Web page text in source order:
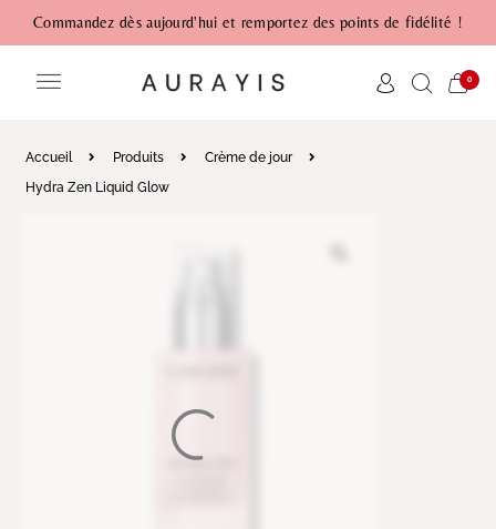
Commandez dès aujourd'hui et remportez des points de fidélité !
0
Accueil Produits
Crème de jour
Hydra Zen Liquid Glow